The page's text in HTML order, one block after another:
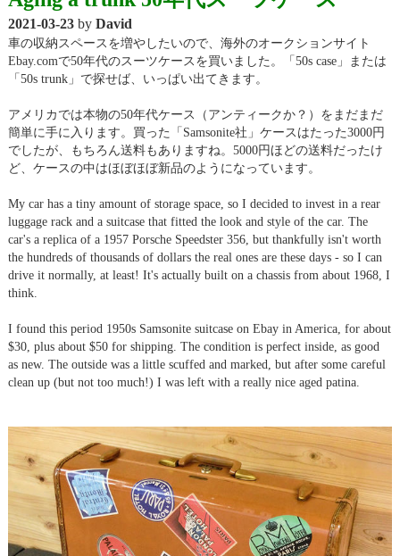
2021-03-23by David
車の収納スペースを増やしたいので、海外のオークションサイト
Ebay.comで50年代のスーツケースを買いました。「50s case」または
「50s trunk」で探せば、いっぱい出てきます。
アメリカでは本物の50年代ケース（アンティークか？）をまだまだ
簡単に手に入ります。買った「Samsonite社」ケースはたった3000円
でしたが、もちろん送料もありますね。5000円ほどの送料だったけ
ど、ケースの中はほぼほぼ新品のようになっています。
My car has a tiny amount of storage space, so I decided to invest in a rear
luggage rack and a suitcase that fitted the look and style of the car. The
car's a replica of a 1957 Porsche Speedster 356, but thankfully isn't worth
the hundreds of thousands of dollars the real ones are these days - so I can
drive it normally, at least! It's actually built on a chassis from about 1968, I
think.
I found this period 1950s Samsonite suitcase on Ebay in America, for about
$30, plus about $50 for shipping. The condition is perfect inside, as good
as new. The outside was a little scuffed and marked, but after some careful
clean up (but not too much!) I was left with a really nice aged patina.